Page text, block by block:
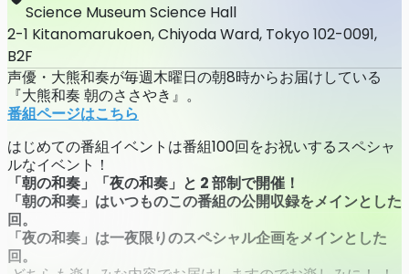
Science Museum Science Hall
2-1 Kitanomarukoen, Chiyoda Ward, Tokyo 102-0091,
B2F
声優・大熊和奏が毎週木曜日の朝8時からお届けしている
『大熊和奏 朝のささやき』。
番組ページはこちら
はじめての番組イベントは番組100回をお祝いするスペシャ
ルなイベント！
「朝の和奏」「夜の和奏」と 2 部制で開催！
「朝の和奏」はいつものこの番組の公開収録をメインとした
回。
「夜の和奏」は一夜限りのスペシャル企画をメインとした
回。